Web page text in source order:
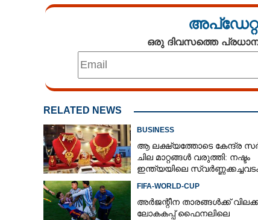
ഒരു ദിവസത്തെ
RELATED NEWS
BUSINESS
ആ ലക്ഷ്യത്തോടെ കേന്ദ്ര
ചില മാറ്റങ്ങൾ വരുത്തി: നഷ്ടം
ഇന്ത്യയിലെ
FIFA-WORLD-CUP
അർജന്റീന താരങ്ങൾക്ക്
ലോകകപ്പ് ഫൈനലിലെ